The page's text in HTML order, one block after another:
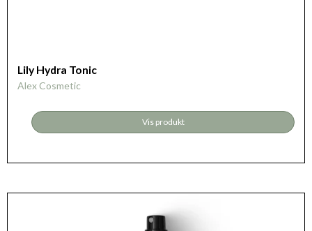
Lily Hydra Tonic
Alex Cosmetic
Vis produkt